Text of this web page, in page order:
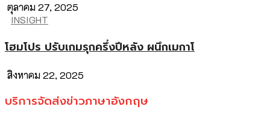
ตุลาคม 27, 2025
INSIGHT
โฮมโปร ปรับเกมรุกครึ่งปีหลัง ผนึกเมกาโ
สิงหาคม 22, 2025
บริการจัดส่งข่าวภาษาอังกฤษ